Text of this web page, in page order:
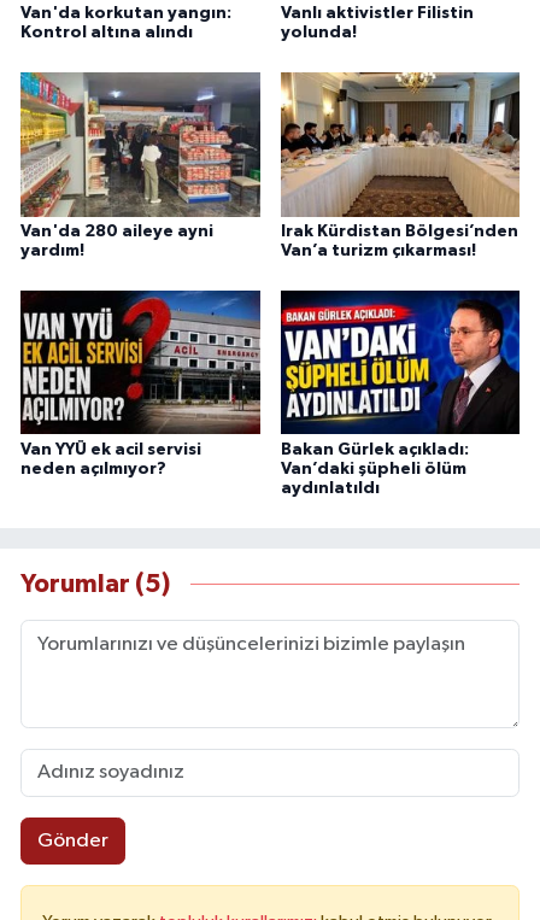
Van'da korkutan yangın:
Kontrol altına alındı
Vanlı aktivistler Filistin
yolunda!
Van'da 280 aileye ayni
yardım!
Irak Kürdistan Bölgesi’nden
Van’a turizm çıkarması!
Van YYÜ ek acil servisi
neden açılmıyor?
Bakan Gürlek açıkladı:
Van’daki şüpheli ölüm
aydınlatıldı
Yorumlar (5)
Gönder